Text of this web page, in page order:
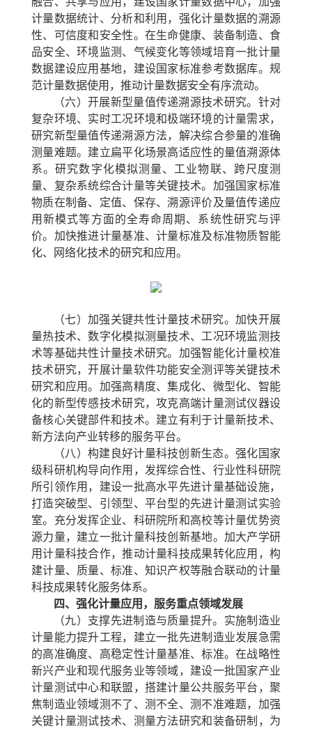
计量数据统计、分析和利用，强化计量数据的溯源
性、可信度和安全性。在生命健康、装备制造、食
品安全、环境监测、气候变化等领域培育一批计量
数据建设应用基地，建设国家标准参考数据库。规
范计量数据使用，推动计量数据安全有序流动。
（六）开展新型量值传递溯源技术研究。 针对
复杂环境、实时工况环境和极端环境的计量需求，
研究新型量值传递溯源方法，解决综合参量的准确
测量难题。建立扁平化场景高适应性的量值溯源体
系。研究数字化模拟测量、工业物联、跨尺度测
量、复杂系统综合计量等关键技术。加强国家标准
物质在制备、定值、保存、溯源评价及量值传递应
用新模式等方面的全寿命周期、系统性研究与评
价。加快推进计量基准、计量标准及标准物质智能
化、网络化技术的研究和应用。
（七）加强关键共性计量技术研究。加快开展
量热技术、数字化模拟测量技术、工况环境监测技
术等基础共性计量技术研究。加强智能化计量校准
技术研究，开展计量软件功能安全测评等关键技术
研究和应用。加强高精度、集成化、微型化、智能
化的新型传感技术研究，攻克高端计量测试仪器设
备核心关键部件和技术。建立有利于计量新技术、
新方法向产业转移的服务平台。
（八）构建良好计量科技创新生态。强化国家
级科研机构导向作用，发挥综合性、行业性科研院
所引领作用，建设一批高水平先进计量基础设施，
打造突破型、引领型、平台型的先进计量测试实验
室。充分发挥企业、科研院所和高校等计量优势资
源力量，建立一批计量科技创新基地。加大产学研
用计量科技合作，推动计量科技成果转化应用，构
建计量、质量、标准、知识产权等融合联动的计量
科技成果转化服务体系。
四、强化计量应用，服务重点领域发展
（九）支撑先进制造与质量提升。 实施制造业
计量能力提升工程，建立一批先进制造业发展急需
的高准确度、高稳定性计量基准、标准。在战略性
新兴产业和现代服务业等领域，建设一批国家产业
计量测试中心和联盟，搭建计量公共服务平台，聚
焦制造业领域测不了、测不全、测不准难题，加强
关键计量测试技术、测量方法研究和装备研制，为